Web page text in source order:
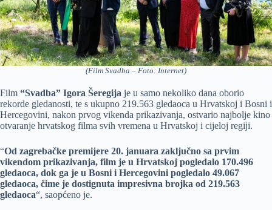
(Film Svadba – Foto: Internet)
Film “Svadba” Igora Šeregija je u samo nekoliko dana oborio
rekorde gledanosti, te s ukupno 219.563 gledaoca u Hrvatskoj i Bosni i
Hercegovini, nakon prvog vikenda prikazivanja, ostvario najbolje kino
otvaranje hrvatskog filma svih vremena u Hrvatskoj i cijeloj regiji.
“Od zagrebačke premijere 20. januara zaključno sa prvim
vikendom prikazivanja, film je u Hrvatskoj pogledalo 170.496
gledaoca, dok ga je u Bosni i Hercegovini pogledalo 49.067
gledaoca, čime je dostignuta impresivna brojka od 219.563
gledaoca“, saopćeno je.